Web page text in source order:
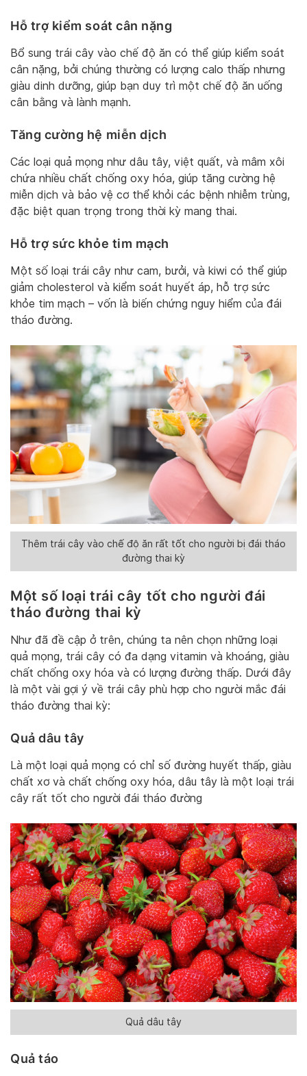
Hỗ trợ kiểm soát cân nặng
Bổ sung trái cây vào chế độ ăn có thể giúp kiểm soát
cân nặng, bởi chúng thường có lượng calo thấp nhưng
giàu dinh dưỡng, giúp bạn duy trì một chế độ ăn uống
cân bằng và lành mạnh.
Tăng cường hệ miễn dịch
Các loại quả mọng như dâu tây, việt quất, và mâm xôi
chứa nhiều chất chống oxy hóa, giúp tăng cường hệ
miễn dịch và bảo vệ cơ thể khỏi các bệnh nhiễm trùng,
đặc biệt quan trọng trong thời kỳ mang thai.
Hỗ trợ sức khỏe tim mạch
Một số loại trái cây như cam, bưởi, và kiwi có thể giúp
giảm cholesterol và kiểm soát huyết áp, hỗ trợ sức
khỏe tim mạch – vốn là biến chứng nguy hiểm của đái
tháo đường.
Thêm trái cây vào chế độ ăn rất tốt cho người bị đái tháo
đường thai kỳ
Một số loại trái cây tốt cho người đái
tháo đường thai kỳ
Như đã đề cập ở trên, chúng ta nên chọn những loại
quả mọng, trái cây có đa dạng vitamin và khoáng, giàu
chất chống oxy hóa và có lượng đường thấp. Dưới đây
là một vài gợi ý về trái cây phù hợp cho người mắc đái
tháo đường thai kỳ:
Quả dâu tây
Là một loại quả mọng có chỉ số đường huyết thấp, giàu
chất xơ và chất chống oxy hóa, dâu tây là một loại trái
cây rất tốt cho người đái tháo đường
Quả dâu tây
Quả táo